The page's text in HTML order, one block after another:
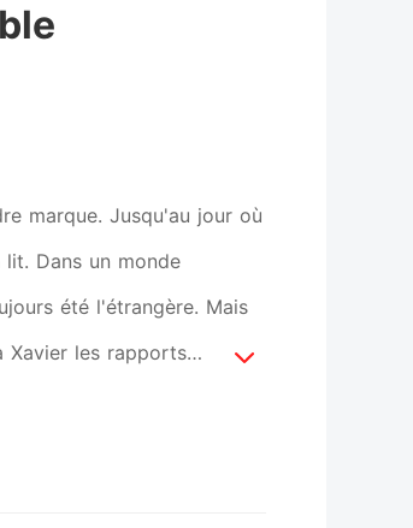
marque. Jusqu'au jour où
Dans un monde
été l'étrangère. Mais
Xavier les rapports
page. « Tu es en
froide comme la glace.